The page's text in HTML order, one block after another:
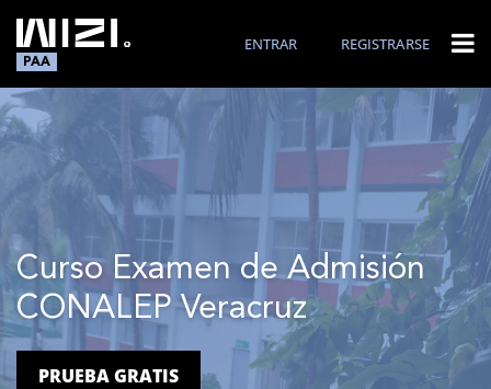
PAA
ENTRAR REGISTRARSE
Curso Examen de Admisión
CONALEP Veracruz
PRUEBA GRATIS